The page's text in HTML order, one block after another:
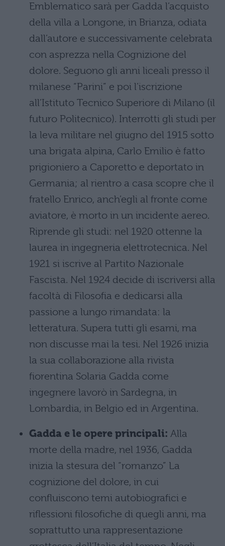
Emblematico sarà per Gadda l’acquisto
della villa a Longone, in Brianza, odiata
dall’autore e successivamente celebrata
con asprezza nella Cognizione del
dolore. Seguono gli anni liceali presso il
milanese “Parini” e poi l’iscrizione
all’Istituto Tecnico Superiore di Milano (il
futuro Politecnico). Interrotti gli studi per
la leva militare nel giugno del 1915 sotto
una brigata alpina, Carlo Emilio è fatto
prigioniero a Caporetto e deportato in
Germania; al rientro a casa scopre che il
fratello Enrico, anch’egli al fronte come
aviatore, è morto in un incidente aereo.
Riprende gli studi: nel 1920 ottenne la
laurea in ingegneria elettrotecnica. Nel
1921 si iscrive al Partito Nazionale
Fascista. Nel 1924 decide di iscriversi alla
facoltà di Filosofia e dedicarsi alla
passione a lungo rimandata: la
letteratura. Supera tutti gli esami, ma
non discusse mai la tesi. Nel 1926 inizia
la sua collaborazione alla rivista
fiorentina Solaria Gadda come
ingegnere lavorò in Sardegna, in
Lombardia, in Belgio ed in Argentina.
Gadda e le opere principali: Alla
morte della madre, nel 1936, Gadda
inizia la stesura del “romanzo” La
cognizione del dolore, in cui
confluiscono temi autobiografici e
riflessioni filosofiche di quegli anni, ma
soprattutto una rappresentazione